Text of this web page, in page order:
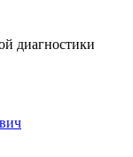
диагностики